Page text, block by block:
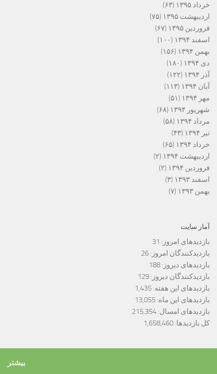
خرداد ۱۳۹۵
(۶۳)
اردیبهشت ۱۳۹۵
(۷۵)
فروردین ۱۳۹۵
(۶۷)
اسفند ۱۳۹۴
(۱۰۰)
بهمن ۱۳۹۴
(۱۵۶)
دی ۱۳۹۴
(۱۸۰)
آذر ۱۳۹۴
(۱۲۲)
آبان ۱۳۹۴
(۱۱۳)
مهر ۱۳۹۴
(۵۱)
شهریور ۱۳۹۴
(۶۸)
مرداد ۱۳۹۴
(۵۸)
تیر ۱۳۹۴
(۴۳)
خرداد ۱۳۹۴
(۶۵)
اردیبهشت ۱۳۹۴
(۲)
فروردین ۱۳۹۴
(۲)
اسفند ۱۳۹۳
(۳)
بهمن ۱۳۹۳
(۷)
آمار سایت
بازدیدهای امروز: 31
بازدیدکنندگان امروز: 26
بازدیدهای دیروز: 188
بازدیدکنندگان دیروز: 129
بازدیدهای این هفته: 1,435
بازدیدهای این ماه: 13,055
بازدیدهای امسال: 215,354
کل بازدیدها: 1,658,460
بیشتر